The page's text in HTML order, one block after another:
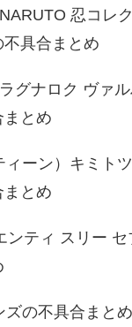
忍コレ
具合まとめ
グナロク ヴァ
まとめ
ィーン）キミト
まとめ
ンティ スリー セ
ズの不具合まとめ